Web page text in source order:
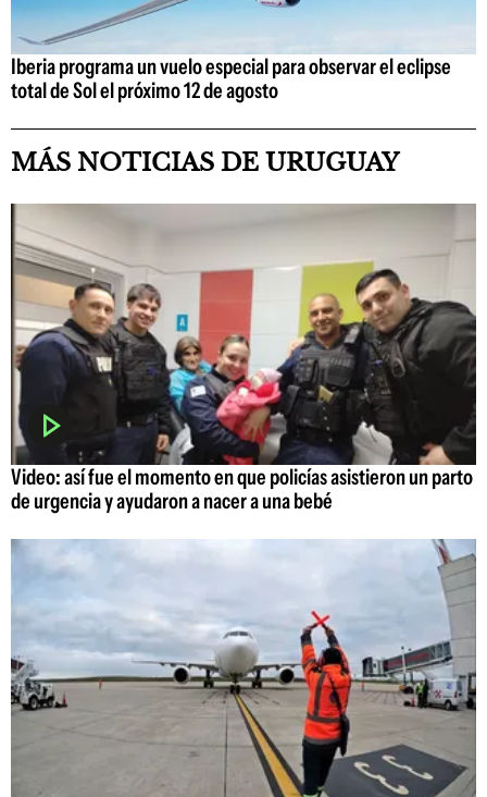
Iberia programa un vuelo especial para observar el eclipse
total de Sol el próximo 12 de agosto
MÁS NOTICIAS DE URUGUAY
Video: así fue el momento en que policías asistieron un parto
de urgencia y ayudaron a nacer a una bebé